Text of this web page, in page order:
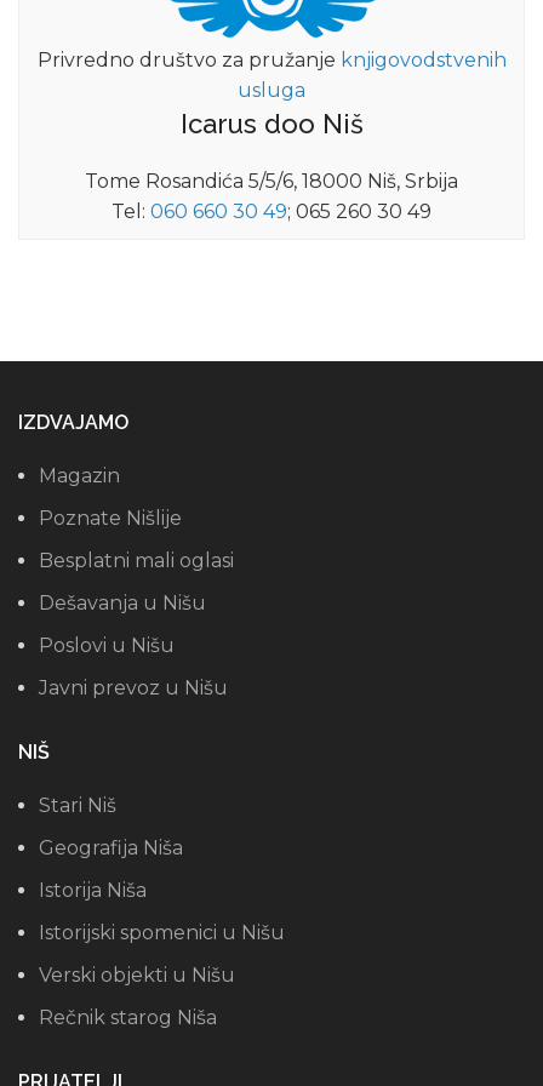
Privredno društvo za pružanje knjigovodstvenih
usluga
Icarus doo Niš
Tome Rosandića 5/5/6, 18000 Niš, Srbija
Tel: 060 660 30 49; 065 260 30 49
IZDVAJAMO
Magazin
Poznate Nišlije
Besplatni mali oglasi
Dešavanja u Nišu
Poslovi u Nišu
Javni prevoz u Nišu
NIŠ
Stari Niš
Geografija Niša
Istorija Niša
Istorijski spomenici u Nišu
Verski objekti u Nišu
Rečnik starog Niša